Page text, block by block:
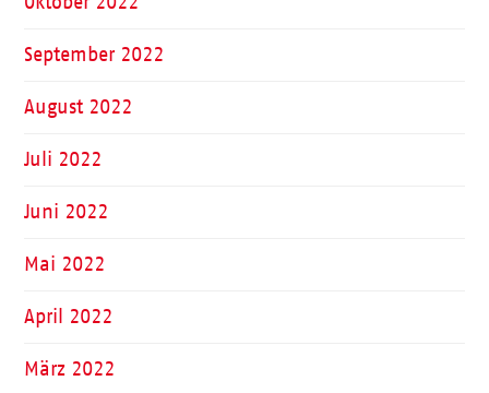
September 2022
August 2022
Juli 2022
Juni 2022
Mai 2022
April 2022
März 2022